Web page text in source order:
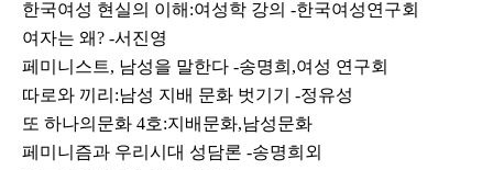
한국여성 현실의 이해:여성학 강의 -한국여성연구회
여자는 왜? -서진영
페미니스트, 남성을 말한다 -송명희,여성 연구회
따로와 끼리:남성 지배 문화 벗기기 -정유성
또 하나의문화 4호:지배문화,남성문화
페미니즘과 우리시대 성담론 -송명희외